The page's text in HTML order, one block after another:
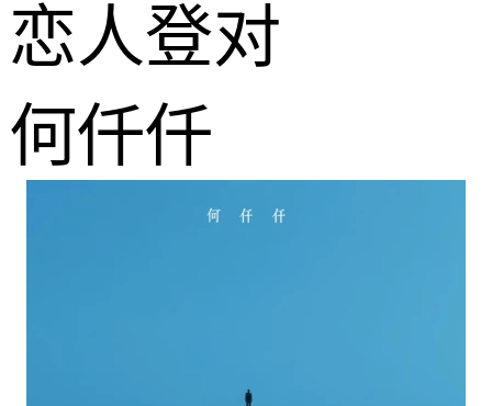
恋人登对
何仟仟